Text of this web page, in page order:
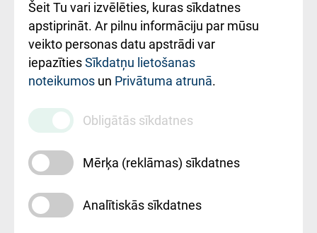
Rekvizīti un
ārstniecības
iestādes kods
010000234
Maksas
pakalpojumu
cenrādis
Šeit Tu vari izvēlēties, kuras sīkdatnes
apstiprināt. Ar pilnu informāciju par mūsu
veikto personas datu apstrādi var
iepazītiesSīkdatņu lietošanas
noteikumos un Privātuma atrunā.
Obligātās sīkdatnes
Mērķa (reklāmas) sīkdatnes
Analītiskās sīkdatnes